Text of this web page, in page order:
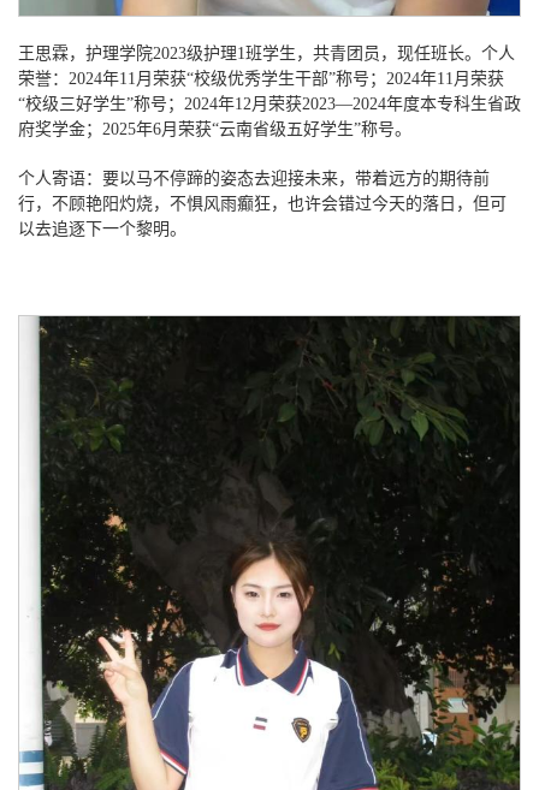
王思霖，护理学院2023级护理1班学生，共青团员，现任班长。个人
荣誉：2024年11月荣获“校级优秀学生干部”称号；2024年11月荣获
“校级三好学生”称号； 2024年12月荣获2023—2024年度本专科生省政
府奖学金； 2025年6月荣获“云南省级五好学生”称号。
个人寄语：要以马不停蹄的姿态去迎接未来，带着远方的期待前
行，不顾艳阳灼烧，不惧风雨癫狂，也许会错过今天的落日，但可
以去追逐下一个黎明。